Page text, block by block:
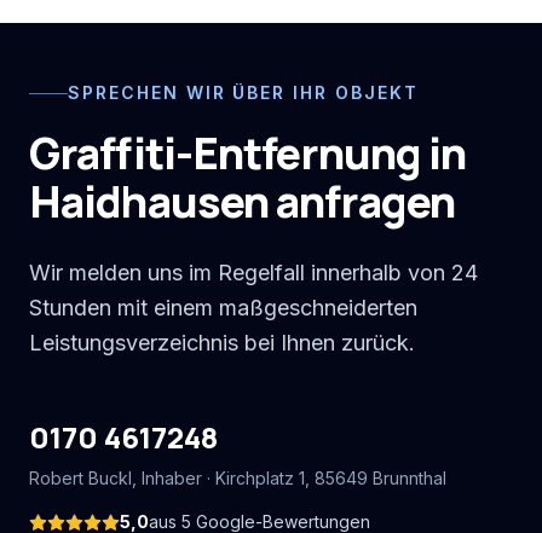
SPRECHEN WIR ÜBER IHR OBJEKT
Graffiti-Entfernung in
Haidhausen anfragen
Wir melden uns im Regelfall innerhalb von 24
Stunden mit einem maßgeschneiderten
Leistungsverzeichnis bei Ihnen zurück.
0170 4617248
Robert Buckl , Inhaber · Kirchplatz 1 85649 Brunnthal
5,0aus 5 Google-Bewertungen